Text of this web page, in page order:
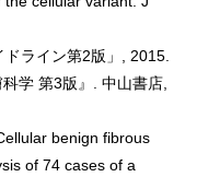
ライン第2版」, 2015.
学 第3版』. 中山書店,
benign fibrous
of 74 cases of a